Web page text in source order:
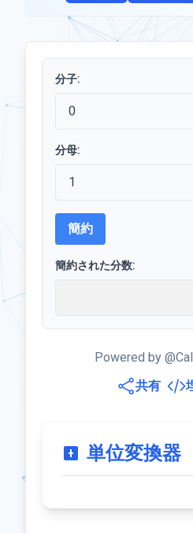
分子:
分母:
簡約
簡約された分数:
Powered by
共有
単位変換器